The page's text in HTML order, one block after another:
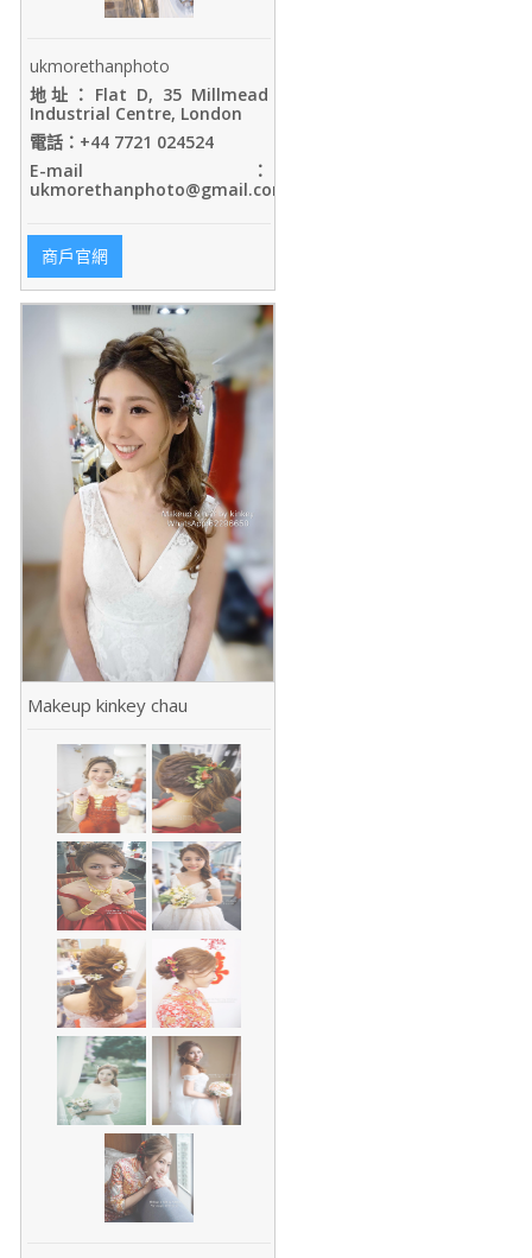
ukmorethanphoto
地址：Flat D, 35 Millmead
Industrial Centre, London
電話：+44 7721 024524
E-mail ：
ukmorethanphoto@gmail.com
商戶官網
Makeup kinkey chau